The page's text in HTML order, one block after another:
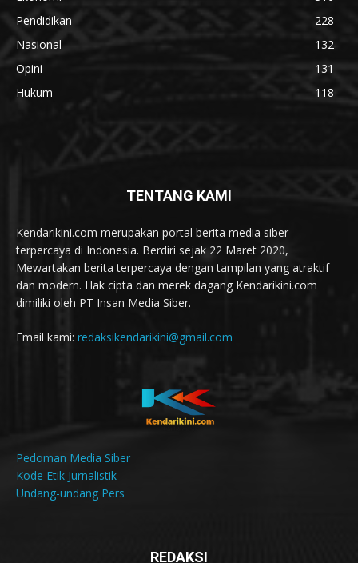
Pendidikan
228
Nasional
132
Opini
131
Hukum
118
TENTANG KAMI
Kendarikini.com merupakan portal berita media siber
terpercaya di Indonesia. Berdiri sejak 22 Maret 2020,
Mewartakan berita terpercaya dengan tampilan yang atraktif
dan modern. Hak cipta dan merek dagang Kendarikini.com
dimiliki oleh PT Insan Media Siber.
Email kami: redaksikendarikini@gmail.com
Pedoman Media Siber
Kode Etik Jurnalistik
Undang-undang Pers
REDAKSI